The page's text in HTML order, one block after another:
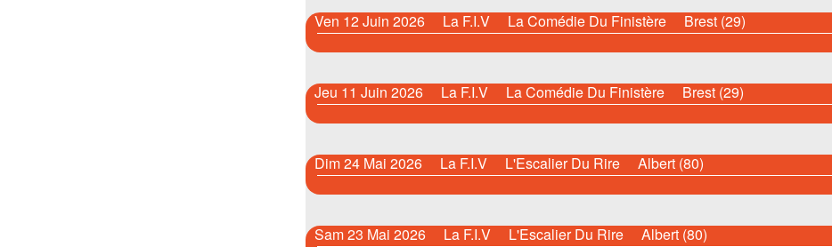
Ven 12 Juin 2026 La F.I.V La Comédie Du Finistère Brest (29)
Jeu 11 Juin 2026 La F.I.V La Comédie Du Finistère Brest (29)
Dim 24 Mai 2026 La F.I.V L'Escalier Du Rire Albert (80)
Sam 23 Mai 2026 La F.I.V L'Escalier Du Rire Albert (80)